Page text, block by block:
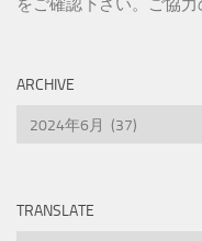
をご確認下さい。ご協力
ARCHIVE
Archive
TRANSLATE